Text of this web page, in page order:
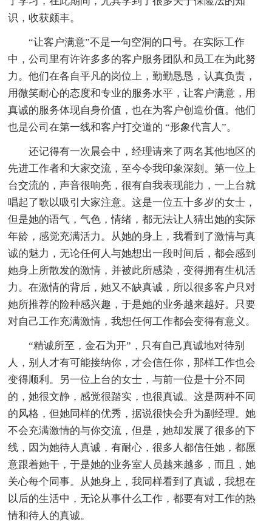
识，收获颇丰。
“让客户满意”不是一句空洞的口号。在实际工作
中，公司里有许许多多的客户服务团队和员工在为此努
力。他们在各自平凡的岗位上，勤勤恳恳，认真负责，
用微笑耐心的态度和专业的服务水平，让客户满意，用
真诚的服务体现自身价值，也在为客户创造价值。他们
也是公司在第一线和客户打交道的 “形象代言人”。
还记得有一次晨会中，经理请来了两名其他地区的
先进工作者和大家交流，至今令我印象深刻。第一位上
台交流的，声音很响亮，很有自我表现能力，一上台就
唱起了歌以吸引大家注意。这是一位五十多岁的女士，
但是她的语气，气色，情绪，都无法让人猜出她的实际
年龄，感觉充满活力。从她的身上，我看到了激情与真
诚的魅力，无论任何人与她想出一段时间后，都会感到
她身上所散发的激情，并被此所感染，变得拥有生机活
力。在激情的背后，她又不缺真诚，所以很多客户只对
她所推荐的险种感兴趣，于是她的业务越来越好。只要
对自己工作充满激情，我想任何工作都会变得有意义。
“精诚所至，金石为开”，只有自己真诚地对待别
人，别人才有可能接纳你，才会信任你，那样工作也会
变得顺利。另一位上台的女士，与前一位是十分不同
的，她很文静，感觉很踏实，也很真诚。这是两种不同
的风格，但她同样的优秀，据说很快会升为副经理。她
不会充满激情的与你交流，但是，她却发展了很多的下
线，因为她待人真诚，有耐心，很多人都信任她，都愿
意跟着她干，于是她的业务室人员越来越多，而且，她
关心每个同事。从她身上，我同样看到了真诚，我想在
以后的生活中，无论从事什么工作，都要有对工作的热
情和待人的真诚。